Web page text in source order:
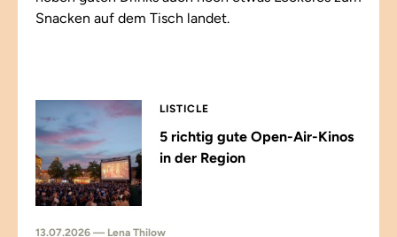
Snacken auf dem Tisch landet.
LISTICLE
5 richtig gute Open-Air-Kinos
in der Region
13.07.2026 — Lena Thilow